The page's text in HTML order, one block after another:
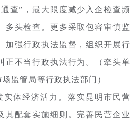
查”，最大限度减少入企检查频
多头检查。更多采取包容审慎监
加强行政执法监督，组织开展行
正不当行政执法行为。（牵头单
监管局等行政执法部门）
实体经济活力。落实昆明市民营
其配套实施细则。完善民营企业